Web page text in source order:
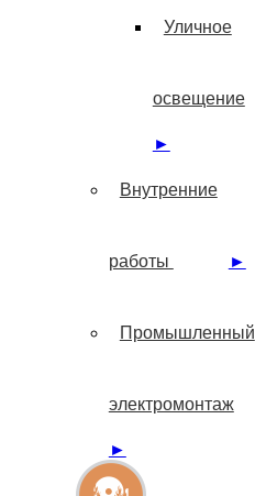
Уличное
освещение
►
Внутренние
работы ►
Промышленный
электромонтаж
►